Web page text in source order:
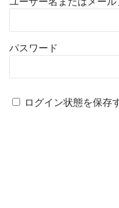
パスワード
ログイン状態を保存